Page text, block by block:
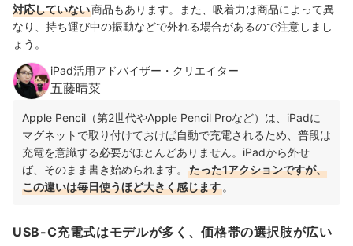
対応していない商品もあります。また、吸着力は商品によって異
なり、持ち運び中の振動などで外れる場合があるので注意しまし
ょう。
iPad活用アドバイザー・クリエイター
五藤晴菜
Apple Pencil（第2世代やApple Pencil Proなど）は、iPadに
マグネットで取り付けておけば自動で充電されるため、普段は
充電を意識する必要がほとんどありません。iPadから外せ
ば、そのまま書き始められます。
たった1アクションですが、
この違いは毎日使うほど大きく感じます 。
USB-C充電式はモデルが多く、価格帯の選択肢が広い